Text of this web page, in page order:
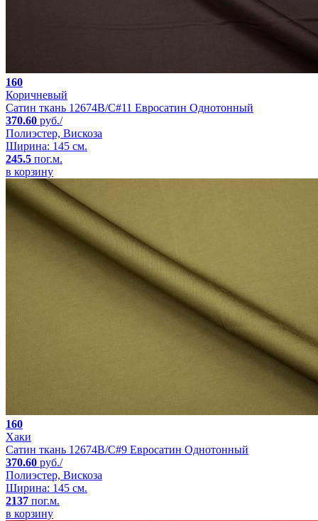
160
Коричневый
Сатин ткань 12674B/C#11 Евросатин Однотонный
370.60 руб./
Полиэстер, Вискоза
Ширина: 145 см.
245.5 пог.м.
в корзину
160
Хаки
Сатин ткань 12674B/C#9 Евросатин Однотонный
370.60 руб./
Полиэстер, Вискоза
Ширина: 145 см.
2137 пог.м.
в корзину